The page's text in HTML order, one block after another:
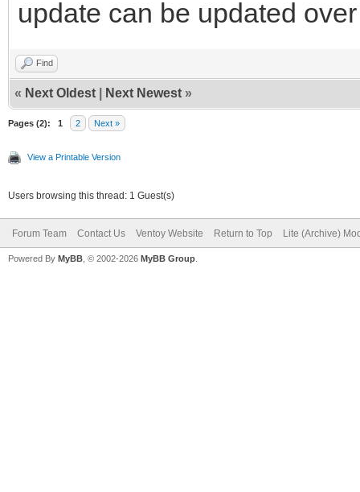
update can be updated
Find
« Next Oldest Next Newest »
Pages (2): 1 2 Next »
View a Printable Version
Users browsing this thread: 1 Guest(s)
Forum Team Contact Us Ventoy Website Return to Top Lite (Archive)
Powered By MyBB , © 2002-2026 MyBB Group